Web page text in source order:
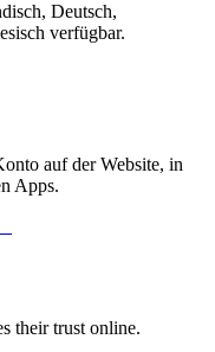
Deutsch,
verfügbar.
auf der Website, in
Apps.
their trust online.